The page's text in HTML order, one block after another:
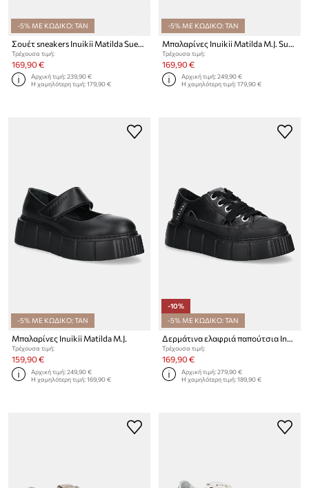
-5% ΜΕ ΚΩΔΙΚΟ: TAN
Σουέτ sneakers Inuikii Matilda Suede
Τρέχουσα τιμή:
169,90 €
Αρχική τιμή:239,90 €
Η χαμηλότερη τιμή:179,90 €
-5% ΜΕ ΚΩΔΙΚΟ: TAN
Μπαλαρίνες Inuikii Matilda M.J. Suede
Τρέχουσα τιμή:
169,90 €
Αρχική τιμή:249,90 €
Η χαμηλότερη τιμή:179,90 €
-5% ΜΕ ΚΩΔΙΚΟ: TAN
Μπαλαρίνες Inuikii Matilda M.J.
Τρέχουσα τιμή:
159,90 €
Αρχική τιμή:249,90 €
Η χαμηλότερη τιμή:169,90 €
-10%
-5% ΜΕ ΚΩΔΙΚΟ: TAN
Δερμάτινα ελαφριά παπούτσια Inuikii Leather Matilda Low
Τρέχουσα τιμή:
169,90 €
Αρχική τιμή:279,90 €
Η χαμηλότερη τιμή:189,90 €